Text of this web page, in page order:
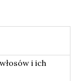
i ich